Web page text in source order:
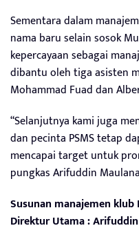
Sementara dalam
nama baru selain sosok
kepercayaan sebagai
dibantu oleh tiga asisten
Mohammad Fuad dan
“Selanjutnya kami juga
dan pecinta PSMS tetap
mencapai target untuk
pungkas Arifuddin
Susunan manajemen klub
Direktur Utama :